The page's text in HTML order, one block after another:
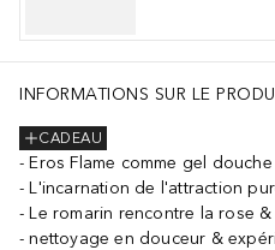
INFORMATIONS SUR LE
CADEAU
Eros Flame comme gel douche
L'incarnation de l'attraction
Le romarin rencontre la rose &
nettoyage en douceur &